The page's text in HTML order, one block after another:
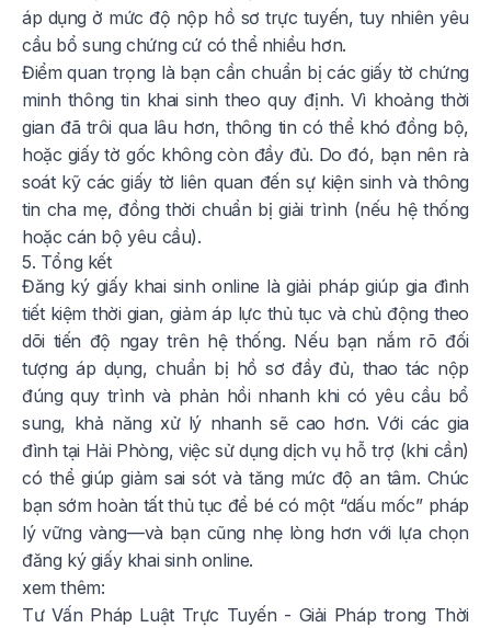
áp dụng ở mức độ nộp hồ sơ trực tuyến, tuy nhiên yêu
cầu bổ sung chứng cứ có thể nhiều hơn.
Điểm quan trọng là bạn cần chuẩn bị các giấy tờ chứng
minh thông tin khai sinh theo quy định. Vì khoảng thời
gian đã trôi qua lâu hơn, thông tin có thể khó đồng bộ,
hoặc giấy tờ gốc không còn đầy đủ. Do đó, bạn nên rà
soát kỹ các giấy tờ liên quan đến sự kiện sinh và thông
tin cha mẹ, đồng thời chuẩn bị giải trình (nếu hệ thống
hoặc cán bộ yêu cầu).
5. Tổng kết
Đăng ký giấy khai sinh online là giải pháp giúp gia đình
tiết kiệm thời gian, giảm áp lực thủ tục và chủ động theo
dõi tiến độ ngay trên hệ thống. Nếu bạn nắm rõ đối
tượng áp dụng, chuẩn bị hồ sơ đầy đủ, thao tác nộp
đúng quy trình và phản hồi nhanh khi có yêu cầu bổ
sung, khả năng xử lý nhanh sẽ cao hơn. Với các gia
đình tại Hải Phòng, việc sử dụng dịch vụ hỗ trợ (khi cần)
có thể giúp giảm sai sót và tăng mức độ an tâm. Chúc
bạn sớm hoàn tất thủ tục để bé có một “dấu mốc” pháp
lý vững vàng—và bạn cũng nhẹ lòng hơn với lựa chọn
đăng ký giấy khai sinh online.
xem thêm:
Tư Vấn Pháp Luật Trực Tuyến - Giải Pháp trong Thời